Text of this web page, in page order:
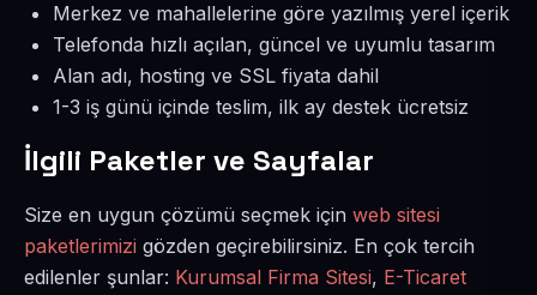
Merkez ve mahallelerine göre yazılmış yerel içerik
Telefonda hızlı açılan, güncel ve uyumlu tasarım
Alan adı, hosting ve SSL fiyata dahil
1-3 iş günü içinde teslim, ilk ay destek ücretsiz
İlgili Paketler ve Sayfalar
Size en uygun çözümü seçmek için web sitesi
paketlerimizi gözden geçirebilirsiniz. En çok tercih
edilenler şunlar: Kurumsal Firma Sitesi, E-Ticaret